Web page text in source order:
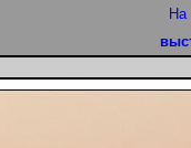
На